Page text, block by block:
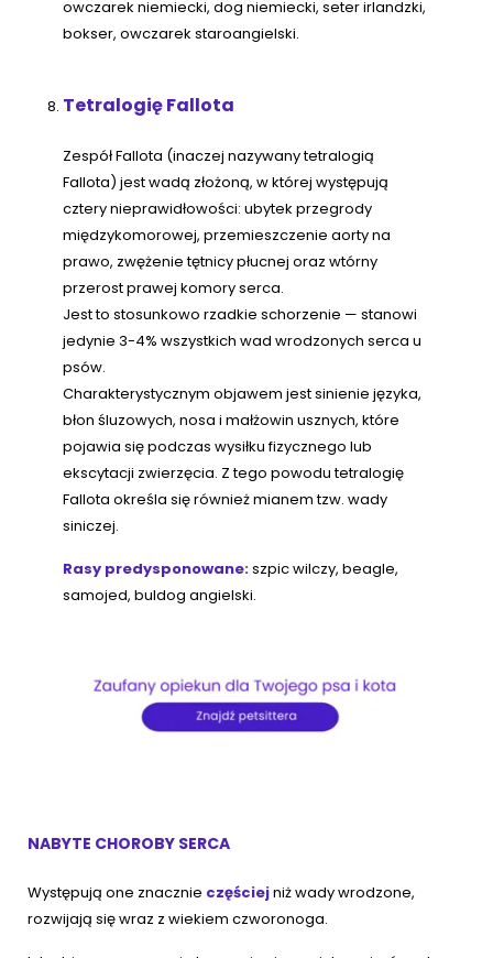
owczarek niemiecki, dog niemiecki, seter irlandzki,
bokser, owczarek staroangielski.
Tetralogię Fallota
Zespół Fallota (inaczej nazywany tetralogią
Fallota) jest wadą złożoną, w której występują
cztery nieprawidłowości: ubytek przegrody
międzykomorowej, przemieszczenie aorty na
prawo, zwężenie tętnicy płucnej oraz wtórny
przerost prawej komory serca.
Jest to stosunkowo rzadkie schorzenie — stanowi
jedynie 3-4% wszystkich wad wrodzonych serca u
psów.
Charakterystycznym objawem jest sinienie języka,
błon śluzowych, nosa i małżowin usznych, które
pojawia się podczas wysiłku fizycznego lub
ekscytacji zwierzęcia. Z tego powodu tetralogię
Fallota określa się również mianem tzw. wady
siniczej.
Rasy predysponowane:szpic wilczy, beagle,
samojed, buldog angielski.
NABYTE CHOROBY SERCA
Występują one znacznie częściejniż wady wrodzone,
rozwijają się wraz z wiekiem czworonoga.